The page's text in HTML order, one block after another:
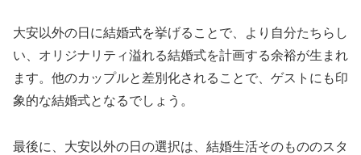
大安以外の日に結婚式を挙げることで、より自分たちらし
い、オリジナリティ溢れる結婚式を計画する余裕が生まれ
ます。他のカップルと差別化されることで、ゲストにも印
象的な結婚式となるでしょう。
最後に、大安以外の日の選択は、結婚生活そのもののスタ